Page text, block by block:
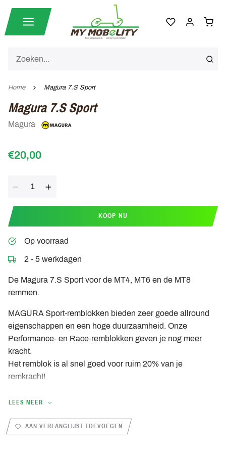
Home Magura 7.S Sport
Magura 7.S Sport
Magura
€20,00
KOOP NU
Op voorraad
2 - 5 werkdagen
De Magura 7.S Sport voor de MT4, MT6 en de MT8
remmen.
MAGURA Sport-remblokken bieden zeer goede allround
eigenschappen en een hoge duurzaamheid. Onze
Performance- en Race-remblokken geven je nog meer
kracht.
Het remblok is al snel goed voor ruim 20% van je
remkracht!
Organic mix
Voor al haar fietsremblokken gebruikt MAGURA een
LEES MEER
AAN VERLANGLIJST TOEVOEGEN